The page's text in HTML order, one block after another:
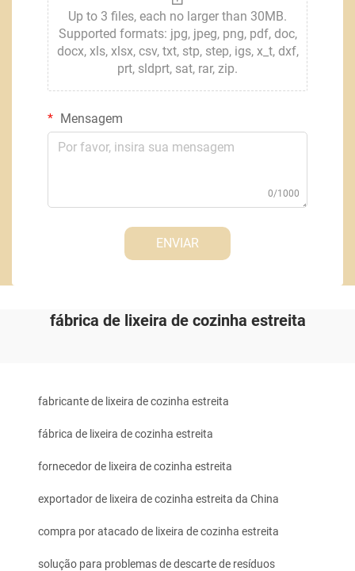
Up to 3 files, each no larger than 30MB.
Supported formats: jpg, jpeg, png, pdf, doc,
docx, xls, xlsx, csv, txt, stp, step, igs, x_t, dxf,
prt, sldprt, sat, rar, zip.
Mensagem
0/1000
ENVIAR
fábrica de lixeira de cozinha estreita
fabricante de lixeira de cozinha estreita
fábrica de lixeira de cozinha estreita
fornecedor de lixeira de cozinha estreita
exportador de lixeira de cozinha estreita da China
compra por atacado de lixeira de cozinha estreita
solução para problemas de descarte de resíduos